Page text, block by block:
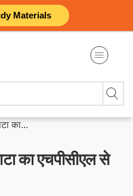
Materials
का...
का एचपीसीएल से